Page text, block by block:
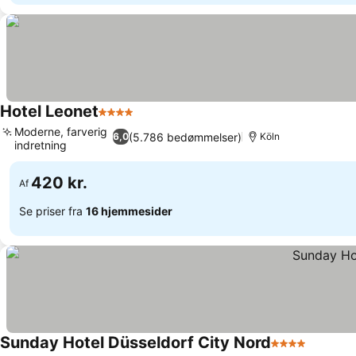
Hotel Leonet4 Stjerner
6,0(5.786 bedømmelser)
Moderne, farverig
indretning
Köln
Af 420 kr.
Se priser fra 16 hjemmesider
Sunday Hotel Düsseldorf City Nord4 Stjerner